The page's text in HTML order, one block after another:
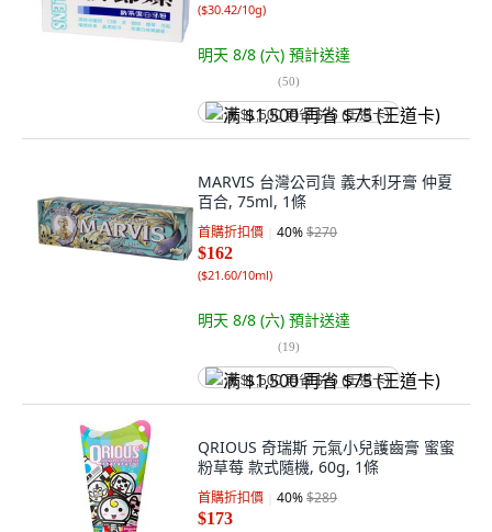
($30.42/10g)
明天 8/8 (六) 預計送達
(50)
满 $1,500 再省 $75 (王道卡)
MARVIS 台灣公司貨 義大利牙膏 仲夏
百合, 75ml, 1條
首購折扣價 40%$270
$162
($21.60/10ml)
明天 8/8 (六) 預計送達
(19)
满 $1,500 再省 $75 (王道卡)
QRIOUS 奇瑞斯 元氣小兒護齒膏 蜜蜜
粉草莓 款式隨機, 60g, 1條
首購折扣價 40%$289
$173